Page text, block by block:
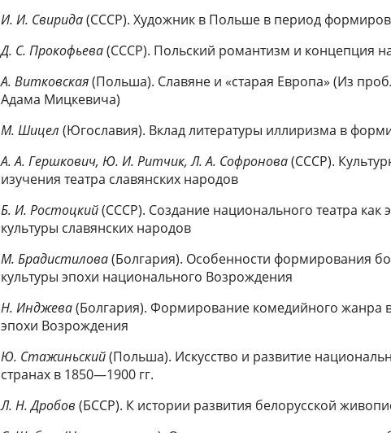
И. И. Свирида(СССР). Художник в Польше в период
Д. С. Прокофьева(СССР). Польский романтизм и концепция
А. Витковская(Польша). Славяне и «старая Европа» (Из
Адама Мицкевича)
М. Шицел (Югославия). Вклад литературы иллиризма в
А. А. Гершкович, Ю. И. Ритчик, Л. А. Софронова(СССР).
изучения театра славянских народов
Б. И. Ростоцкий(СССР). Создание национального театра
культуры славянских народов
М. Брадистилова(Болгария). Особенности формирования
культуры эпохи национального Возрождения
Н. Инджева(Болгария). Формирование комедийного жанра
эпохи Возрождения
Ю. Стажиньский(Польша). Искусство и развитие
странах в 1850—1900 гг.
Л. Н. Дробов (БССР). К истории развития белорусской